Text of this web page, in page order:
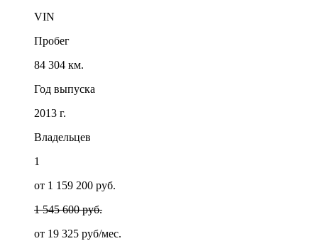
VIN
Пробег
84 304 км.
Год выпуска
2013 г.
Владельцев
1
от 1 159 200 руб.
1 545 600 руб.
от 19 325 руб/мес.